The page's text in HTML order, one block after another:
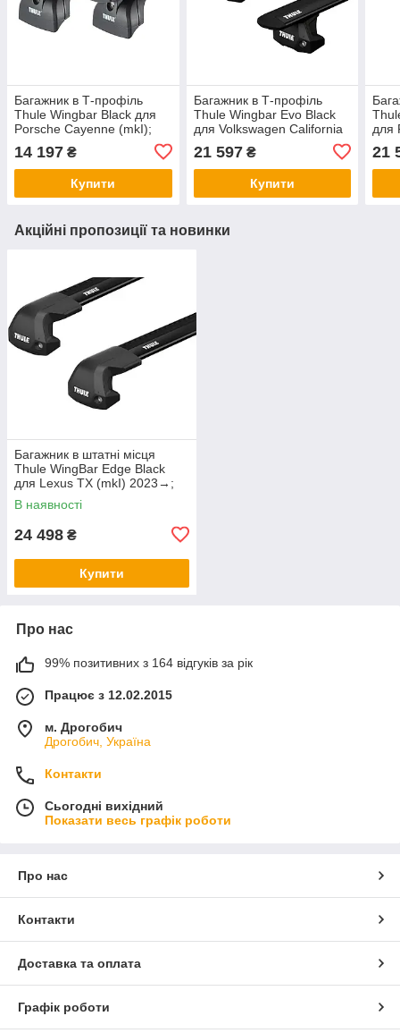
Багажник в Т-профіль
Thule Wingbar Black для
Porsche Cayenne (mkI);
Volkswagen Touareg (mkI)
2002-2010 (TH 960B-753-
3036)
14 197 ₴
Купити
Багажник в Т-профіль
Thule Wingbar Evo Black
для Volkswagen California
7107-7009)
21 597₴
Купити
для
21
Акційні пропозиції та новинки
Багажник в штатні місця
Thule WingBar Edge Black
для Lexus TX (mkI) 2023→;
Toyota Grand Highlander (mkI)
2023→ (TH
В наявності
24 498 ₴
Купити
Про нас
99% позитивних з 164 відгуків за рік
Працює з 12.02.2015
м. Дрогобич
Дрогобич, Україна
Контакти
Сьогодні вихідний
Показати весь графік роботи
Про нас
Контакти
Доставка та оплата
Графік роботи